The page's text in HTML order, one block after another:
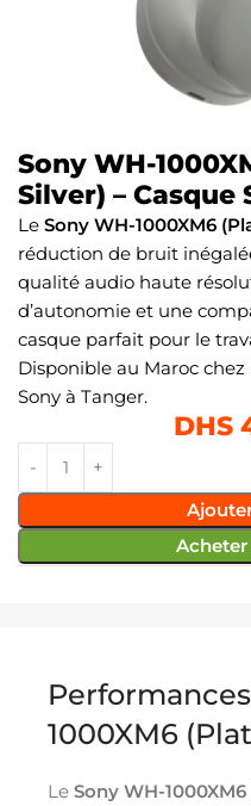
Sony WH-
Silver) – Casque
Le Sony WH-1000XM6
réduction de bruit
qualité audio haute
d’autonomie et une
casque parfait pour le
Disponible au Maroc chez
Sony à Tanger.
DHS
1000XM6
Le Sony WH-